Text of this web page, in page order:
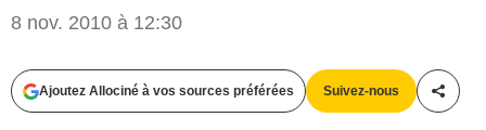
8 nov. 2010 à 12:30
Ajoutez Allociné à vos sources préférées Suivez-nous